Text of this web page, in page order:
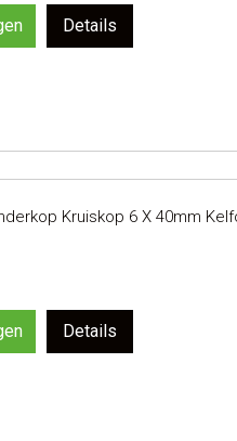
Details
Kruiskop 6 X 40mm
Details